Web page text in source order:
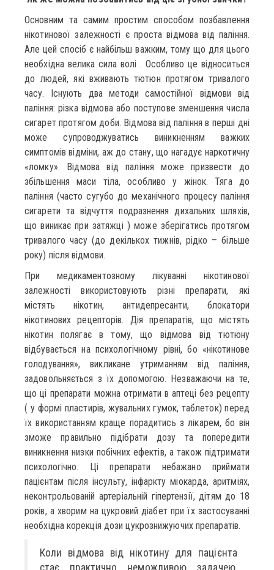
Основним та самим простим способом позбавлення
нікотинової залежності є проста відмова від паління.
Але цей спосіб є найбільш важким, тому що для цього
необхідна велика сила волі . Особливо це відноситься
до людей, які вживають тютюн протягом тривалого
часу. Існують два методи самостійної відмови від
паління: різка відмова або поступове зменшення числа
сигарет протягом доби. Відмова від паління в перші дні
може супроводжуватись виникненням важких
симптомів відміни, аж до стану, що нагадує наркотичну
«ломку». Відмова від паління може призвести до
збільшення маси тіла, особливо у жінок. Тяга до
паління (часто сугубо до механічного процесу паління
сигарети та відчуття подразнення дихальних шляхів,
що виникає при затяжці ) може зберігатись протягом
тривалого часу (до декількох тижнів, рідко – більше
року) після відмови.
При медикаментозному лікуванні нікотинової
залежності використовують різні препарати, які
містять нікотин, антидепресанти, блокатори
нікотинових рецепторів. Дія препаратів, що містять
нікотин полягає в тому, що відмова від тютюну
відбувається на психологічному рівні, бо «нікотинове
голодування», викликане утриманням від паління,
задовольняється з їх допомогою. Незважаючи на те,
що ці препарати можна отримати в аптеці без рецепту
( у формі пластирів, жувальних гумок, таблеток) перед
їх використанням краще порадитись з лікарем, бо він
зможе правильно підібрати дозу та попередити
виникнення низки побічних ефектів, а також підтримати
психологічно. Ці препарати небажано приймати
пацієнтам після інсульту, інфаркту міокарда, аритміях,
неконтрольованій артеріальній гіпертензії, дітям до 18
років, а хворим на цукровий діабет при їх застосуванні
необхідна корекція дози цукрознижуючих препаратів.
Коли відмова від нікотину для пацієнта
стає практично неможливою задачею,